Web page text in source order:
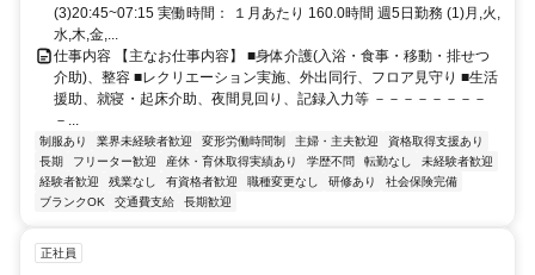
(3)20:45~07:15 実働時間： １月あたり 160.0時間 週5日勤務 (1)月,火,
水,木,金,...
仕事内容 【主なお仕事内容】 ■身体介護(入浴・食事・移動・排せつ
介助)、整容 ■レクリエーション実施、外出同行、フロア見守り ■生活
援助、就寝・起床介助、夜間見回り、記録入力等 －－－－－－－－
－...
制服あり 業界未経験者歓迎 変形労働時間制 主婦・主夫歓迎
資格取得支援あり
長期
フリーター歓迎 産休・育休取得実績あり 学歴不問 転勤なし
未経験者歓迎
経験者歓迎
残業なし 有資格者歓迎 職種変更なし 研修あり
社会保険完備
ブランクOK
交通費支給 長期歓迎
正社員